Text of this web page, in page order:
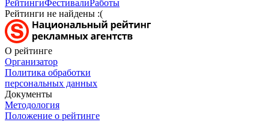
РейтингиФестивалиРаботы
Рейтинги не найдены :(
О рейтинге
Организатор
Политика обработки
персональных данных
Документы
Методология
Положение о рейтинге